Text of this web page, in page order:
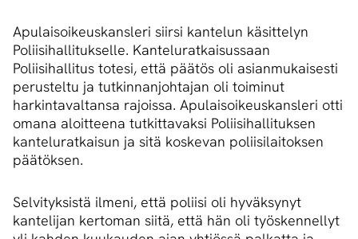
Apulaisoikeuskansleri siirsi kantelun käsittelyn
Poliisihallitukselle. Kanteluratkaisussaan
Poliisihallitus totesi, että päätös oli asianmukaisesti
perusteltu ja tutkinnanjohtajan oli toiminut
harkintavaltansa rajoissa. Apulaisoikeuskansleri otti
omana aloitteena tutkittavaksi Poliisihallituksen
kanteluratkaisun ja sitä koskevan poliisilaitoksen
päätöksen.
Selvityksistä ilmeni, että poliisi oli hyväksynyt
kantelijan kertoman siitä, että hän oli työskennellyt